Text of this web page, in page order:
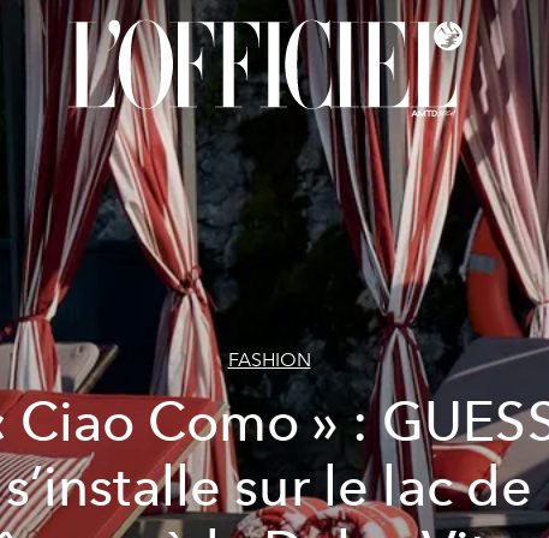
FASHION
Ciao Como » :
s’installe sur le lac de